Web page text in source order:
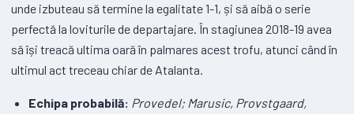
unde izbuteau să termine la egalitate 1-1, și să aibă o serie
perfectă la loviturile de departajare. În stagiunea 2018-19 avea
să își treacă ultima oară în palmares acest trofu, atunci când în
ultimul act treceau chiar de Atalanta.
Echipa probabilă: Provedel; Marusic, Provstgaard,